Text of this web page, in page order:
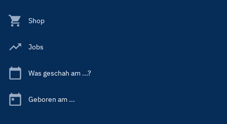
Shop
Jobs
Was geschah am ...?
Geboren am ...